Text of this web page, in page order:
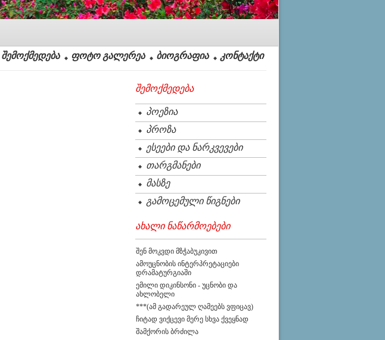
შემოქმედება ფოტო გალერეა ბიოგრაფია კონტაქტი
შემოქმედება
პოეზია
პროზა
ესეები და ნარკვევები
თარგმანები
მასზე
გამოცემული წიგნები
ახალი ნაწარმოებები
შენ მოკვდი მზჭაბუკივით
ამოუცნობის ინტერპრეტაციები
დრამატურგიაში
ემილი დიკინსონი - უცნობი და
ახლობელი
***(ამ გადარეულ ღამეებს ვფიცავ)
ჩიტად ვიქცევი მერე სხვა ქვეყნად
შამქორის ბრძილა